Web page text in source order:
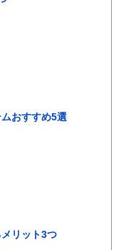
おすすめ5選
リット3つ